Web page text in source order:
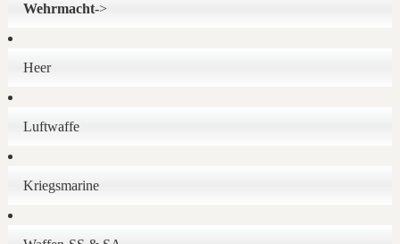
Wehrmacht->
Heer
Luftwaffe
Kriegsmarine